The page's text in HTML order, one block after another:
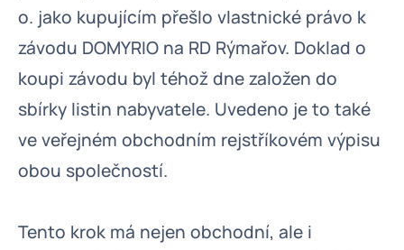
o. jako kupujícím přešlo vlastnické právo k
závodu DOMYRIO na RD Rýmařov. Doklad o
koupi závodu byl téhož dne založen do
sbírky listin nabyvatele. Uvedeno je to také
ve veřejném obchodním rejstříkovém výpisu
obou společností.
Tento krok má nejen obchodní, ale i